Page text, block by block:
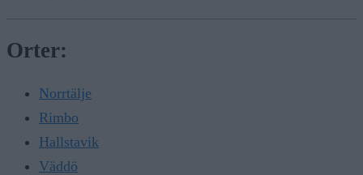
Orter:
Norrtälje
Rimbo
Hallstavik
Väddö